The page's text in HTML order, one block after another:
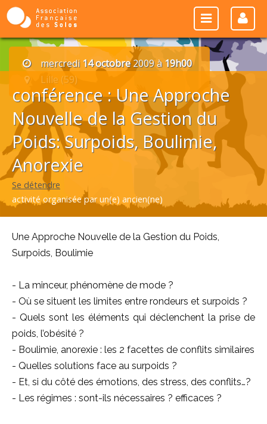
mercredi 14 octobre2009 à19h00
Lille (59)
conférence : Une Approche
Nouvelle de la Gestion du
Poids: Surpoids, Boulimie,
Anorexie
Se détendre
activité organisée par un(e) ancien(ne)
Une Approche Nouvelle de la Gestion du Poids,
Surpoids, Boulimie
- La minceur, phénomène de mode ?
- Où se situent les limites entre rondeurs et surpoids ?
- Quels sont les éléments qui déclenchent la prise de
poids, l’obésité ?
- Boulimie, anorexie : les 2 facettes de conflits similaires
- Quelles solutions face au surpoids ?
- Et, si du côté des émotions, des stress, des conflits…?
- Les régimes : sont-ils nécessaires ? efficaces ?